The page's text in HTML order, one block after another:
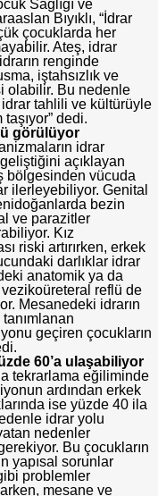
Sağlığı ve
Bıyıklı, “İdrar
çocuklarda her
Ateş, idrar
renginde
iştahsızlık ve
olabilir. Bu nedenle
tahlili ve kültürüyle
dedi.
görülüyor
idrar
açıklayan
bölgesinden vücuda
ilerleyebiliyor. Genital
bezin
ve parazitler
Kız
riski artırırken, erkek
darlıklar idrar
anatomik ya da
reflü de
Mesanedeki idrarın
geçiren çocukların
60’a ulaşabiliyor
tekrarlama eğiliminde
ardından erkek
ise yüzde 40 ila
idrar yolu
nedenler
Bu çocukların
yapısal sorunlar
problemler
mesane ve